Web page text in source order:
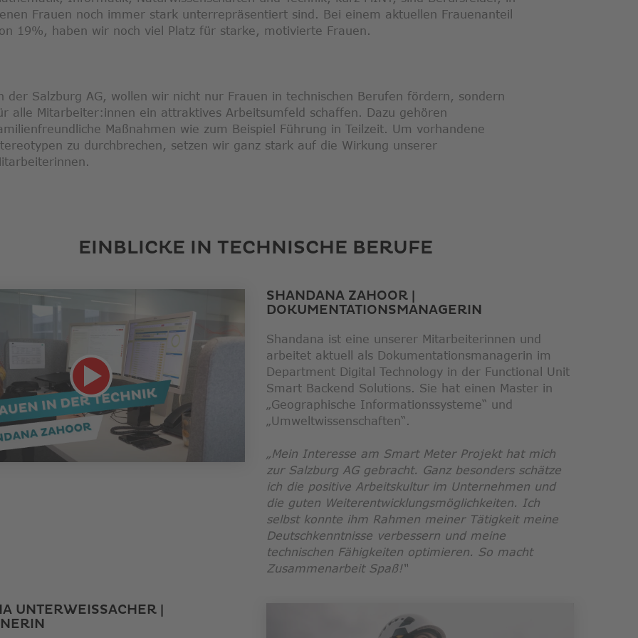
Frauen noch immer stark unterrepräsentiert sind. Bei einem aktuellen Frauenanteil
19%, haben wir noch viel Platz für starke, motivierte Frauen.
der Salzburg AG, wollen wir nicht nur Frauen in technischen Berufen fördern, sondern
alle Mitarbeiter:innen ein attraktives Arbeitsumfeld schaffen. Dazu gehören
Maßnahmen wie zum Beispiel Führung in Teilzeit. Um vorhandene
zu durchbrechen, setzen wir ganz stark auf die Wirkung unserer
EINBLICKE IN TECHNISCHE BERUFE
SHANDANA ZAHOOR |
DOKUMENTATIONSMANAGERIN
Shandana ist eine unserer Mitarbeiterinnen und
arbeitet aktuell als Dokumentationsmanagerin im
Department Digital Technology in der Functional Unit
Smart Backend Solutions. Sie hat einen Master in
„Geographische Informationssysteme“ und
„Umweltwissenschaften“.
„Mein Interesse am Smart Meter Projekt hat mich
zur Salzburg AG gebracht. Ganz besonders schätze
ich die positive Arbeitskultur im Unternehmen und
die guten Weiterentwicklungsmöglichkeiten. Ich
selbst konnte ihm Rahmen meiner Tätigkeit meine
Deutschkenntnisse verbessern und meine
technischen Fähigkeiten optimieren. So macht
Zusammenarbeit Spaß!“
UNTERWEISSACHER |